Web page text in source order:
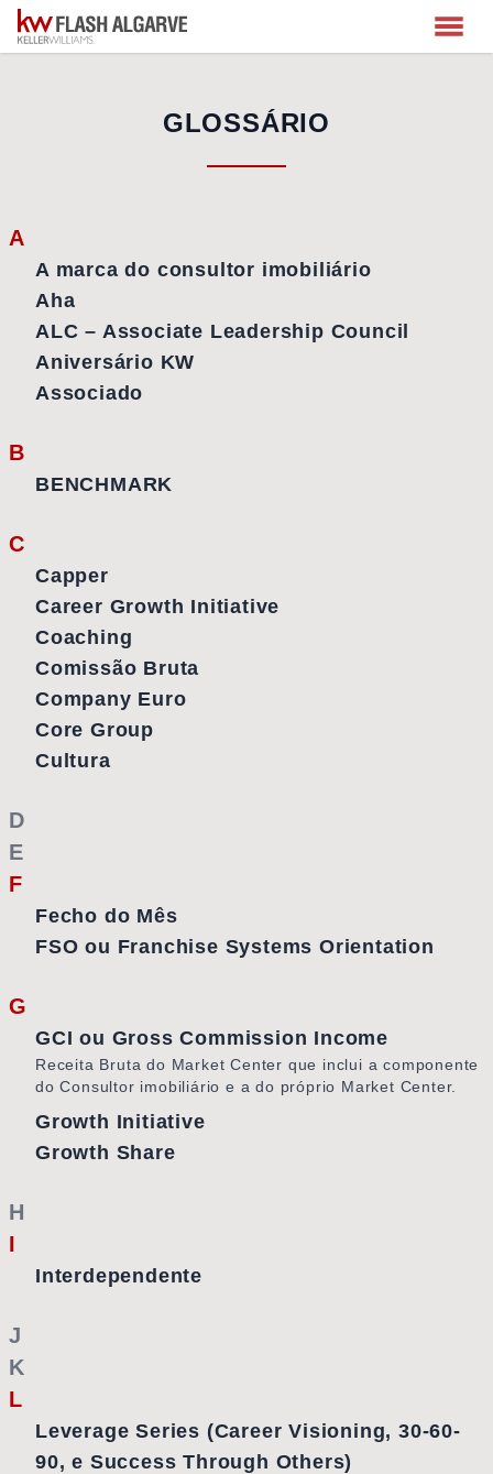
GLOSSÁRIO
A
A marca do consultor imobiliário
Aha
ALC – Associate Leadership Council
Aniversário KW
Associado
B
BENCHMARK
C
Capper
Career Growth Initiative
Coaching
Comissão Bruta
Company Euro
Core Group
Cultura
D
E
F
Fecho do Mês
FSO ou Franchise Systems Orientation
G
GCI ou Gross Commission Income
Receita Bruta do Market Center que inclui a componente
do Consultor imobiliário e a do próprio Market Center.
Growth Initiative
Growth Share
H
I
Interdependente
J
K
L
Leverage Series (Career Visioning, 30-60-
90, e Success Through Others)